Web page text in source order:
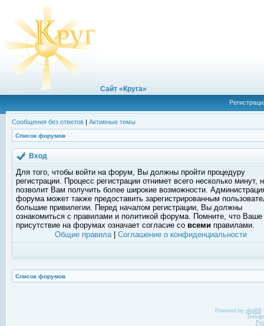
Сайт «Круга»
Сообщения без ответов | Активные темы
Список форумов
Вход
Для того, чтобы войти на форум, Вы должны пройти процедуру
регистрации. Процесс регистрации отнимет всего несколько минут,
позволит Вам получить более широкие возможности.
форума может также предоставить зарегистрированным
большие привилегии. Перед началом регистрации, Вы должны
ознакомиться с правилами и политикой форума. Помните, что Ваше
присутствие на форумах означает согласие со всеми правилами.
Общие правила| Соглашение о конфиденциальности
Список форумов
Powered by phpBB